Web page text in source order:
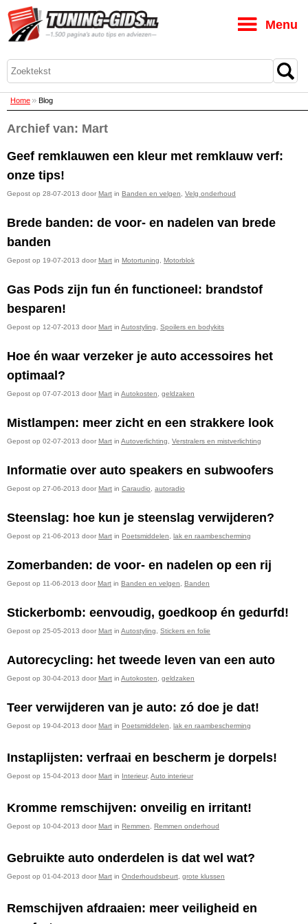
Home Blog
Archief van: Mart
Geef remklauwen een kleur met remklauw verf:
onze tips!
Gepost op 28-07-2013 door Mart in Banden en velgen Velg onderhoud
Brede banden: de voor- en nadelen van brede
banden
Gepost op 19-07-2013 door Mart in Motortuning Motorblok
Gas Pods zijn fun én functioneel: brandstof
besparen!
Gepost op 12-07-2013 door Mart in Autostyling Spoilers en bodykits
Hoe én waar verzeker je auto accessoires het
optimaal?
Gepost op 07-07-2013 door Mart in Autokosten geldzaken
Mistlampen: meer zicht en een strakkere look
Gepost op 02-07-2013 door Mart in Autoverlichting Verstralers en mistverlichting
Informatie over auto speakers en subwoofers
Gepost op 27-06-2013 door Mart in Caraudio autoradio
Steenslag: hoe kun je steenslag verwijderen?
Gepost op 21-06-2013 door Mart in Poetsmiddelen lak en raambescherming
Zomerbanden: de voor- en nadelen op een rij
Gepost op 11-06-2013 door Mart in Banden en velgen Banden
Stickerbomb: eenvoudig, goedkoop én gedurfd!
Gepost op 25-05-2013 door Mart in Autostyling Stickers en folie
Autorecycling: het tweede leven van een auto
Gepost op 30-04-2013 door Mart in Autokosten geldzaken
Teer verwijderen van je auto: zó doe je dat!
Gepost op 19-04-2013 door Mart in Poetsmiddelen lak en raambescherming
Instaplijsten: verfraai en bescherm je dorpels!
Gepost op 15-04-2013 door Mart in Interieur, Auto interieur
Kromme remschijven: onveilig en irritant!
Gepost op 10-04-2013 door Mart in Remmen Remmen onderhoud
Gebruikte auto onderdelen is dat wel wat?
Gepost op 01-04-2013 door Mart in Onderhoudsbeurt grote klussen
Remschijven afdraaien: meer veiligheid en